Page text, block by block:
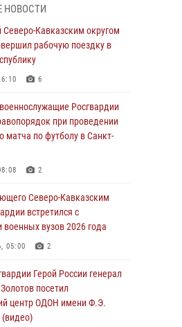
07:00 2 1
Росгвардии по
исполнилось 20 лет
сотрудники
турнир по настольному
физкультурника
07:00
безопасность
в Кузбассе
07:00
с ограниченными
здоровья (видео)
06:32 1
НОВОСТИ
Кавказским округом
рабочую поездку в
6
Росгвардии
при проведении
матча по футболу в Санкт-
2
Северо-Кавказским
встретился с
вузов 2026 года
05:00 2
Герой России генерал
посетил
центр ОДОН имени Ф.Э.
(видео)